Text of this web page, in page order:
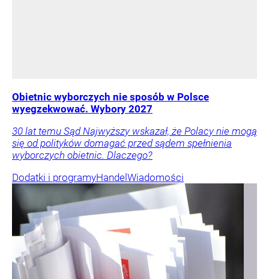
Obietnic wyborczych nie sposób w Polsce
wyegzekwować. Wybory 2027
30 lat temu Sąd Najwyższy wskazał, że Polacy nie mogą
się od polityków domagać przed sądem spełnienia
wyborczych obietnic. Dlaczego?
Dodatki i programyHandel Wiadomości